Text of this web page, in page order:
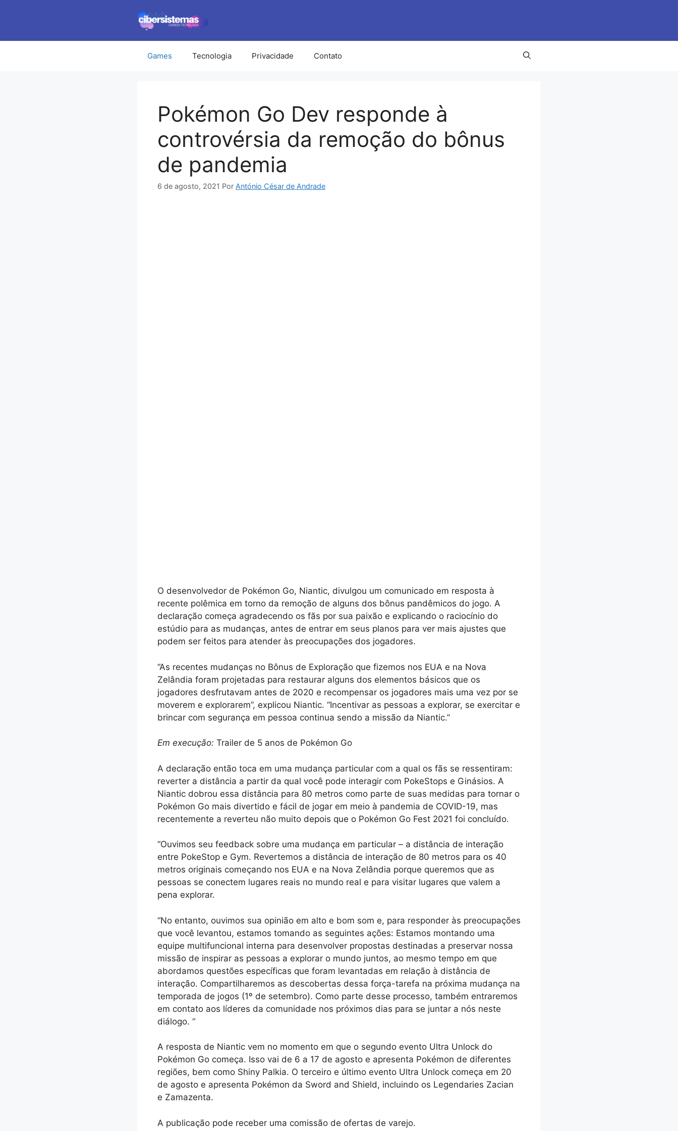
conteúdo
Games Tecnologia Privacidade Contato
Pokémon Go Dev responde à
controvérsia da remoção do bônus
de pandemia
6 de agosto, 2021 Por António César de Andrade
O desenvolvedor de Pokémon Go, Niantic, divulgou um comunicado em resposta à
recente polêmica em torno da remoção de alguns dos bônus pandêmicos do jogo. A
declaração começa agradecendo os fãs por sua paixão e explicando o raciocínio do
estúdio para as mudanças, antes de entrar em seus planos para ver mais ajustes que
podem ser feitos para atender às preocupações dos jogadores.
“As recentes mudanças no Bônus de Exploração que fizemos nos EUA e na Nova
Zelândia foram projetadas para restaurar alguns dos elementos básicos que os
jogadores desfrutavam antes de 2020 e recompensar os jogadores mais uma vez por se
moverem e explorarem”, explicou Niantic. “Incentivar as pessoas a explorar, se exercitar e
brincar com segurança em pessoa continua sendo a missão da Niantic.”
Em execução: Trailer de 5 anos de Pokémon Go
A declaração então toca em uma mudança particular com a qual os fãs se ressentiram:
reverter a distância a partir da qual você pode interagir com PokeStops e Ginásios. A
Niantic dobrou essa distância para 80 metros como parte de suas medidas para tornar o
Pokémon Go mais divertido e fácil de jogar em meio à pandemia de COVID-19, mas
recentemente a reverteu não muito depois que o Pokémon Go Fest 2021 foi concluído.
“Ouvimos seu feedback sobre uma mudança em particular – a distância de interação
entre PokeStop e Gym. Revertemos a distância de interação de 80 metros para os 40
metros originais começando nos EUA e na Nova Zelândia porque queremos que as
pessoas se conectem lugares reais no mundo real e para visitar lugares que valem a
pena explorar.
“No entanto, ouvimos sua opinião em alto e bom som e, para responder às preocupações
que você levantou, estamos tomando as seguintes ações: Estamos montando uma
equipe multifuncional interna para desenvolver propostas destinadas a preservar nossa
missão de inspirar as pessoas a explorar o mundo juntos, ao mesmo tempo em que
abordamos questões específicas que foram levantadas em relação à distância de
interação. Compartilharemos as descobertas dessa força-tarefa na próxima mudança na
temporada de jogos (1º de setembro). Como parte desse processo, também entraremos
em contato aos líderes da comunidade nos próximos dias para se juntar a nós neste
diálogo. “
A resposta de Niantic vem no momento em que o segundo evento Ultra Unlock do
Pokémon Go começa. Isso vai de 6 a 17 de agosto e apresenta Pokémon de diferentes
regiões, bem como Shiny Palkia. O terceiro e último evento Ultra Unlock começa em 20
de agosto e apresenta Pokémon da Sword and Shield, incluindo os Legendaries Zacian
e Zamazenta.
A publicação pode receber uma comissão de ofertas de varejo.